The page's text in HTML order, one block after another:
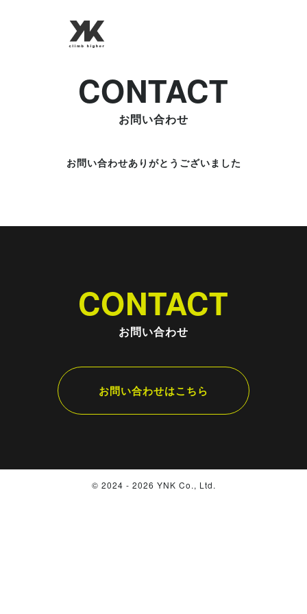
CONTACT
お問い合わせ
お問い合わせありがとうございました
CONTACT
お問い合わせ
お問い合わせはこちら
© 2024 - 2026 YNK Co., Ltd.